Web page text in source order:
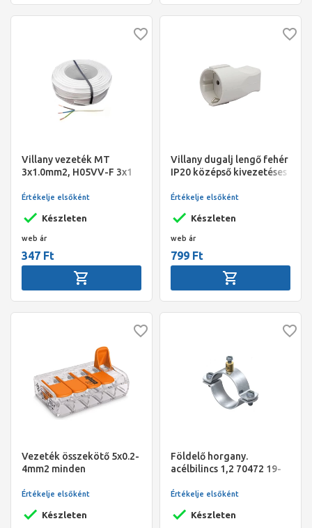
Villany vezeték MT
3x1.0mm2, H05VV-F 3x1
Készleten
Értékelje elsőként
web ár
347 Ft
Villany dugalj lengő fehér
IP20 középső kivezetéses
Készleten
Értékelje elsőként
web ár
799 Ft
Vezeték összekötő 5x0.2-
4mm2 minden
415
Készleten
Értékelje elsőként
Földelő horgany.
acélbilincs 1,2 70472 19-
Készleten
Értékelje elsőként